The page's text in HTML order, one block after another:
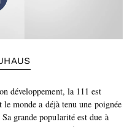
développement, la 111 est
monde a déjà tenu une poignée
grande popularité est due à